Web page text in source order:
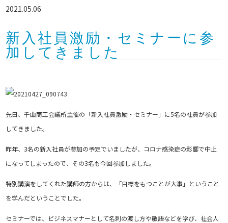
2021.05.06
新入社員激励・セミナーに参
加してきました
先日、千曲商工会議所主催の「新入社員激励・セミナー」に5名の社員が参加
してきました。
昨年、3名の新入社員が参加の予定でいましたが、コロナ感染症の影響で中止
になってしまったので、その3名も今回参加しました。
特別講演をしてくれた講師の方からは、「目標をもつことが大事」ということ
を学んだということでした。
セミナーでは、ビジネスマナーとして名刺の渡し方や敬語などを学び、社会人